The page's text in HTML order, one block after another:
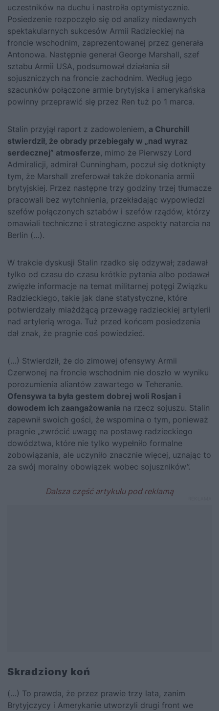
uczestników na duchu i nastroiła optymistycznie.
Posiedzenie rozpoczęło się od analizy niedawnych
spektakularnych sukcesów Armii Radzieckiej na
froncie wschodnim, zaprezentowanej przez generała
Antonowa. Następnie generał George Marshall, szef
sztabu Armii USA, podsumował działania sił
sojuszniczych na froncie zachodnim. Według jego
szacunków połączone armie brytyjska i amerykańska
powinny przeprawić się przez Ren tuż po 1 marca.
Stalin przyjął raport z zadowoleniem, a Churchill
stwierdził, że obrady przebiegały w „nad wyraz
serdecznej” atmosferze, mimo że Pierwszy Lord
Admiralicji, admirał Cunningham, poczuł się dotknięty
tym, że Marshall zreferował także dokonania armii
brytyjskiej. Przez następne trzy godziny trzej tłumacze
pracowali bez wytchnienia, przekładając wypowiedzi
szefów połączonych sztabów i szefów rządów, którzy
omawiali techniczne i strategiczne aspekty natarcia na
Berlin (…).
W trakcie dyskusji Stalin rzadko się odzywał; zadawał
tylko od czasu do czasu krótkie pytania albo podawał
zwięzłe informacje na temat militarnej potęgi Związku
Radzieckiego, takie jak dane statystyczne, które
potwierdzały miażdżącą przewagę radzieckiej artylerii
nad artylerią wroga. Tuż przed końcem posiedzenia
dał znak, że pragnie coś powiedzieć.
(…) Stwierdził, że do zimowej ofensywy Armii
Czerwonej na froncie wschodnim nie doszło w wyniku
porozumienia aliantów zawartego w Teheranie.
Ofensywa ta była gestem dobrej woli Rosjan i
dowodem ich zaangażowania na rzecz sojuszu. Stalin
zapewnił swoich gości, że wspomina o tym, ponieważ
pragnie „zwrócić uwagę na postawę radzieckiego
dowództwa, które nie tylko wypełniło formalne
zobowiązania, ale uczyniło znacznie więcej, uznając to
za swój moralny obowiązek wobec sojuszników”.
Skradziony koń
(…) To prawda, że przez prawie trzy lata, zanim
Brytyjczycy i Amerykanie utworzyli drugi front we